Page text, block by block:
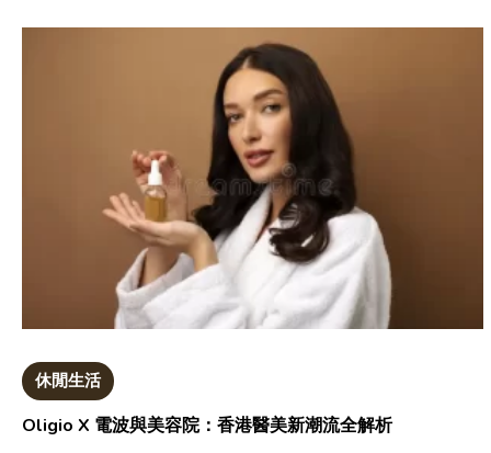
休閒生活
Oligio X 電波與美容院：香港醫美新潮流全解析